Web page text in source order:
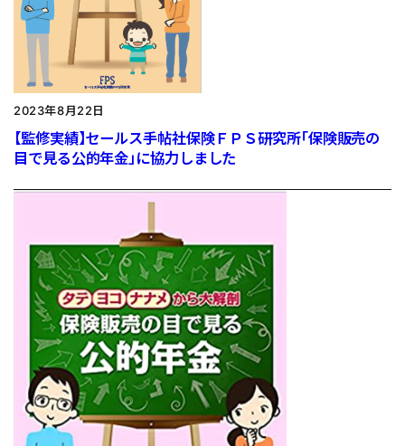
2023年8月22日
【監修実績】セールス手帖社保険ＦＰＳ研究所「保険販売の
目で見る公的年金」に協力しました